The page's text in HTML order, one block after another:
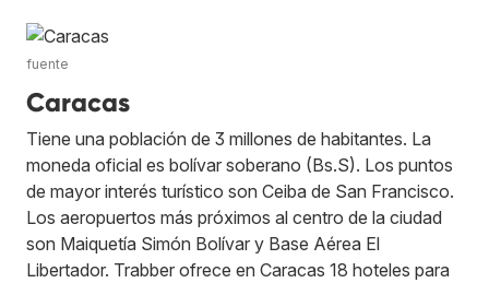
fuente
Caracas
Tiene una población de 3 millones de habitantes. La
moneda oficial es bolívar soberano (Bs.S). Los puntos
de mayor interés turístico son Ceiba de San Francisco.
Los aeropuertos más próximos al centro de la ciudad
son Maiquetía Simón Bolívar y Base Aérea El
Libertador. Trabber ofrece en Caracas 18 hoteles para